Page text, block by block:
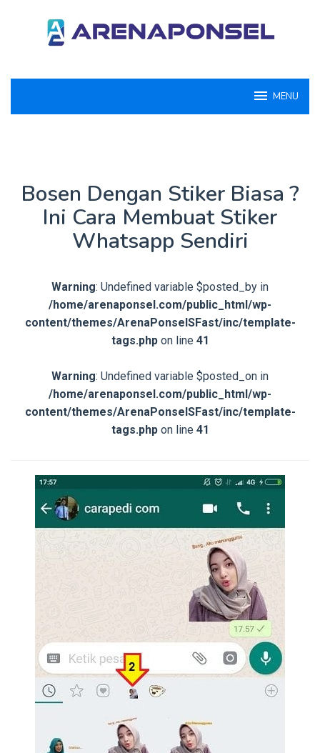
MENU
Bosen Dengan Stiker Biasa ?
Ini Cara Membuat Stiker
Whatsapp Sendiri
Warning: Undefined variable $posted_by in
/home/arenaponsel.com/public_html/wp-
content/themes/ArenaPonselSFast/inc/template-
tags.phpon line 41
Warning: Undefined variable $posted_on in
/home/arenaponsel.com/public_html/wp-
content/themes/ArenaPonselSFast/inc/template-
tags.phpon line 41